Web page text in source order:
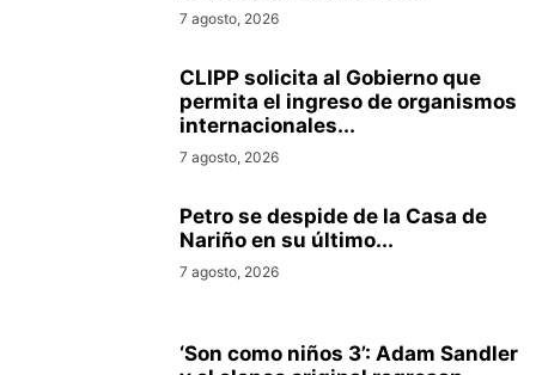
7 agosto, 2026
CLIPP solicita al Gobierno que
permita el ingreso de organismos
internacionales...
7 agosto, 2026
Petro se despide de la Casa de
Nariño en su último...
7 agosto, 2026
‘Son como niños 3’: Adam Sandler